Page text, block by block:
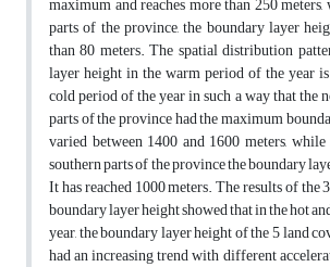
parts of the province, the boundary layer
than 80 meters. The spatial distribution
layer height in the warm period of the year
cold period of the year in such a way that the
parts of the province had the maximum
varied between 1400 and 1600 meters,
southern parts of the province the boundary
It has reached 1000 meters. The results of
boundary layer height showed that in the hot
year, the boundary layer height of the 5 land
had an increasing trend with different